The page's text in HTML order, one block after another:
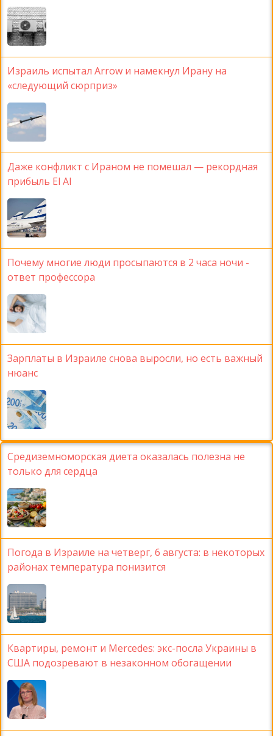
Израиль испытал Arrow и намекнул Ирану на
«следующий сюрприз»
Даже конфликт с Ираном не помешал — рекордная
прибыль El Al
Почему многие люди просыпаются в 2 часа ночи -
ответ профессора
Зарплаты в Израиле снова выросли, но есть важный
нюанс
Средиземноморская диета оказалась полезна не
только для сердца
Погода в Израиле на четверг, 6 августа: в некоторых
районах температура понизится
Квартиры, ремонт и Mercedes: экс-посла Украины в
США подозревают в незаконном обогащении